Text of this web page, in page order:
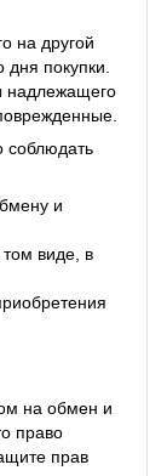
на другой
покупки.
надлежащего
соблюдать
и
том виде, в
на обмен и
право
прав